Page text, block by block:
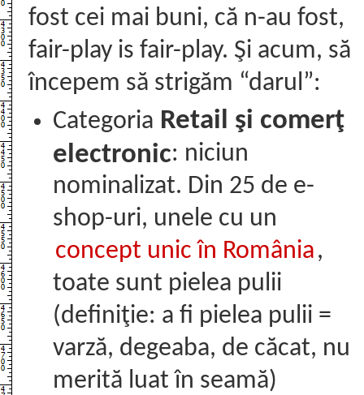
fost cei mai buni, că n-au fost,
fair-play is fair-play. Şi acum, să
începem să strigăm “darul”:
Categoria Retail şi comerţ
electronic: niciun
nominalizat. Din 25 de e-
shop-uri, unele cu un
concept unic în România,
toate sunt pielea pulii
(definiţie: a fi pielea pulii =
varză, degeaba, de căcat, nu
merită luat în seamă)